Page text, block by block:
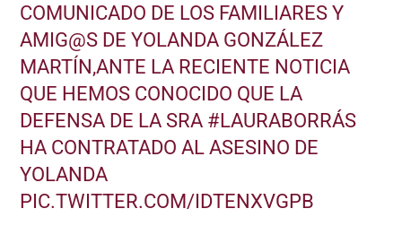
COMUNICADO DE LOS FAMILIARES Y
AMIG@S DE YOLANDA GONZÁLEZ
MARTÍN,ANTE LA RECIENTE NOTICIA
QUE HEMOS CONOCIDO QUE LA
DEFENSA DE LA SRA #LAURABORRÁS
HA CONTRATADO AL ASESINO DE
YOLANDA
PIC.TWITTER.COM/IDTENXVGPB